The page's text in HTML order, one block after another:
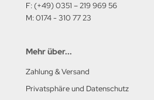
F: (+49) 0351 – 219 969 56
M: 0174 - 310 77 23
Mehr über...
Zahlung & Versand
Privatsphäre und Datenschutz